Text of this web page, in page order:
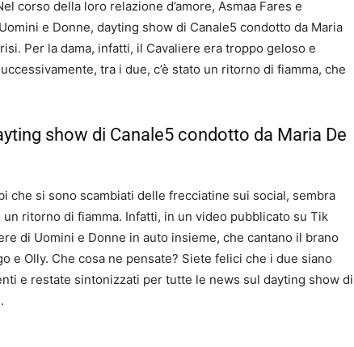
corso della loro relazione d’amore, Asmaa Fares e
e Donne, dayting show di Canale5 condotto da Maria
Per la dama, infatti, il Cavaliere era troppo geloso e
tra i due, c’è stato un ritorno di fiamma, che
show di Canale5 condotto da Maria De
che si sono scambiati delle frecciatine sui social, sembra
ritorno di fiamma. Infatti, in un video pubblicato su Tik
di Uomini e Donne in auto insieme, che cantano il brano
e Olly. Che cosa ne pensate? Siete felici che i due siano
e restate sintonizzati per tutte le news sul dayting show di